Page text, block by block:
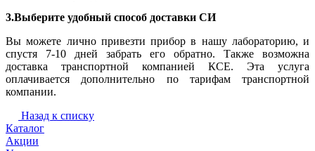
3.Выберите удобный способ доставки СИ
Вы можете лично привезти прибор в нашу лабораторию, и
спустя 7-10 дней забрать его обратно. Также возможна
доставка транспортной компанией КСЕ. Эта услуга
оплачивается дополнительно по тарифам транспортной
компании.
Назад к списку
Каталог
Акции